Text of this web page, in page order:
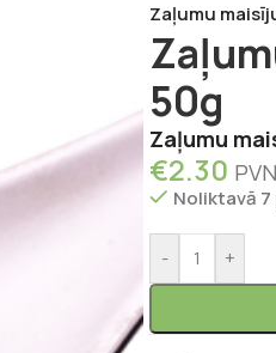
Zaļumu
50g
Zaļumu
€2.30
Noliktavā
- +